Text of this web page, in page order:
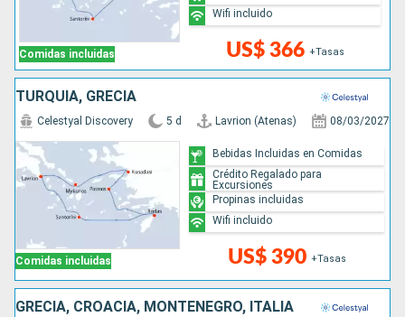
Comidas incluidas US$ 366 +Tasas
Wifi incluido
TURQUÍA, GRECIA
Comidas incluidas
Celestyal Discovery 5 d Lavrion (Atenas) 08/03/2027
US$ 390 +Tasas
Bebidas Incluidas en Comidas
Crédito Regalado para
Excursiones
Propinas incluidas
Wifi incluido
GRECIA, CROACIA, MONTENEGRO, ITALIA